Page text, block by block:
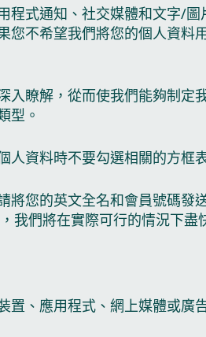
式通知、社交媒體和文字/
不希望我們將您的個人資
瞭解，從而使我們能夠制
型。
資料時不要勾選相關的方框
將您的英文全名和會員號碼發
們將在實際可行的情況下
、應用程式、網上媒體或